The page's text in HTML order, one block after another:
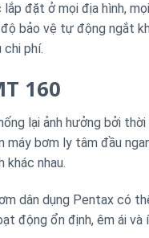
đặt ở mọi địa hình,
bảo vệ tự động ngắt
phí.
160
lại ảnh hưởng bởi thời
bơm ly tâm đầu
khác nhau.
dân dụng Pentax có
động ổn định, êm ái